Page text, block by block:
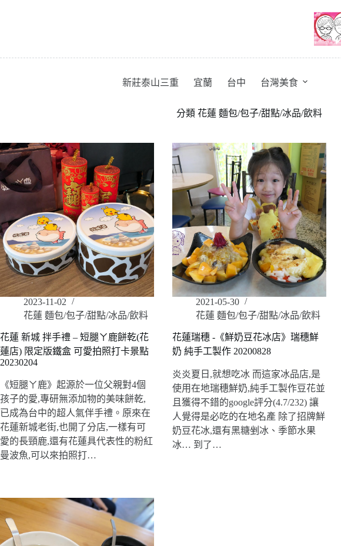
新莊泰山三重 宜蘭 台中 台灣美食
分類 花蓮 麵包/包子/甜點/冰品/飲料
2023-11-02
花蓮 麵包/包子/甜點/冰品/飲料
花蓮 新城 拌手禮 – 短腿ㄚ鹿餅乾(花
蓮店) 限定版鐵盒 可愛拍照打卡景點
20230204
《短腿ㄚ鹿》起源於一位父親對4個
孩子的愛,專研無添加物的美味餅乾,
已成為台中的超人氣伴手禮。原來在
花蓮新城老街,也開了分店,一樣有可
愛的長頸鹿,還有花蓮具代表性的粉紅
曼波魚,可以來拍照打…
2021-05-30
花蓮 麵包/包子/甜點/冰品/飲料
花蓮瑞穗 -《鮮奶豆花冰店》瑞穗鮮
奶 純手工製作 20200828
炎炎夏日,就想吃冰 而這家冰品店,是
使用在地瑞穗鮮奶,純手工製作豆花並
且獲得不錯的google評分(4.7/232) 讓
人覺得是必吃的在地名產 除了招牌鮮
奶豆花冰,還有黑糖剉冰、季節水果
冰… 到了…